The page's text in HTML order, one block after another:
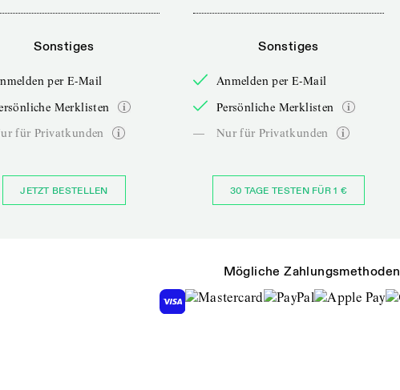
Sonstiges
per E-Mail
Merklisten
für Privatkunden
JETZT BESTELLEN
Sonstiges
Anmelden per E-Mail
Persönliche Merklisten
—
Nur für Privatkunden
30 TAGE TESTEN FÜR 1 €
Mögliche Zahlungsmethoden